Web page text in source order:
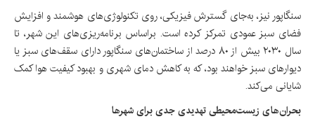
سنگاپور نیز، به‌جای گسترش فیزیکی، روی تکنولوژی‌های هوشمند و افزایش
فضای سبز عمودی تمرکز کرده است. براساس برنامه‌ریزی‌های این شهر، تا
سال ۲۰۳۰ بیش از ۸۰ درصد از ساختمان‌های سنگاپور دارای سقف‌های سبز یا
دیوارهای سبز خواهند بود، که به کاهش دمای شهری و بهبود کیفیت هوا کمک
شایانی می‌کند.
بحران‌های زیست‌محیطی تهدیدی جدی برای شهرها